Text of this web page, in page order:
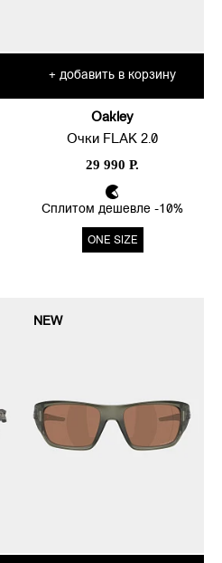
+ добавить в корзину
Oakley
Очки FLAK 2.0
29 990 Р.
Сплитом дешевле -10%
ONE SIZE
NEW